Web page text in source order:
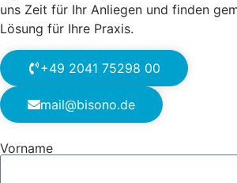
uns Zeit für Ihr Anliegen und finden
Lösung für Ihre Praxis.
+49 2041 75298 00
mail@bisono.de
Vorname